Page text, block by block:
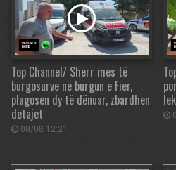
Top Channel/ Sherr mes të
burgosurve në burgun e Fier,
plagosen dy të dënuar, zbardhen
detajet
08/08 12:21